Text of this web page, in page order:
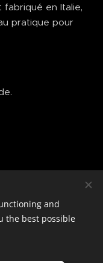
en Italie,
pratique pour
and
the best possible